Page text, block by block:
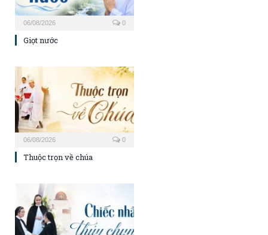
06/08/2026 0
Giọt nước
06/08/2026 0
Thuộc trọn về chúa